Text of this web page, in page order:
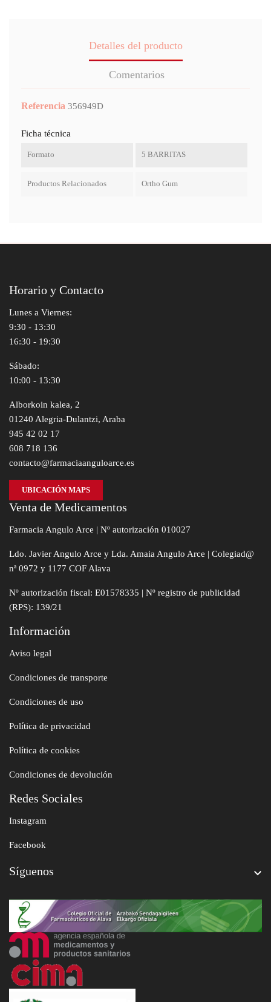
Detalles del producto
Comentarios
Referencia 356949D
Ficha técnica
Formato 5 BARRITAS
Productos Relacionados Ortho Gum
Horario y Contacto
Lunes a Viernes:
9:30 - 13:30
16:30 - 19:30
Sábado:
10:00 - 13:30
Alborkoin kalea, 2
01240 Alegria-Dulantzi, Araba
945 42 02 17
608 718 136
contacto@farmaciaanguloarce.es
UBICACIÓN MAPS
Venta de Medicamentos
Farmacia Angulo Arce | Nº autorización 010027
Ldo. Javier Angulo Arce y Lda. Amaia Angulo Arce | Colegiad@
nª 0972 y 1177 COF Alava
Nº autorización fiscal: E01578335 | Nº registro de publicidad
(RPS): 139/21
Información
Aviso legal
Condiciones de transporte
Condiciones de uso
Política de privacidad
Política de cookies
Condiciones de devolución
Redes Sociales
Instagram
Facebook
Síguenos 